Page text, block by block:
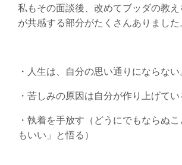
私もその面談後、改めてブッダの教
が共感する部分がたくさんありました。
・人生は、自分の思い通りにならない。
・苦しみの原因は自分が作り上げてい
・執着を手放す（どうにでもならぬ
もいい」と悟る）